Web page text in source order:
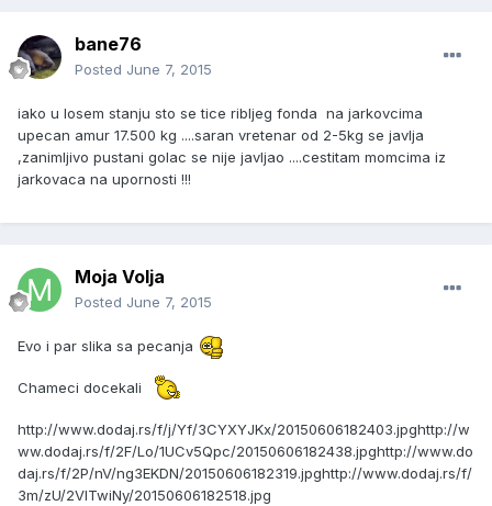
bane76
Posted June 7, 2015
iako u losem stanju sto se tice ribljeg fonda na jarkovcima
upecan amur 17.500 kg ....saran vretenar od 2-5kg se javlja
,zanimljivo pustani golac se nije javljao ....cestitam momcima iz
jarkovaca na upornosti !!!
Moja Volja
Posted June 7, 2015
Evo i par slika sa pecanja
Chameci docekali
http://www.dodaj.rs/f/j/Yf/3CYXYJKx/20150606182403.jpghttp://w
ww.dodaj.rs/f/2F/Lo/1UCv5Qpc/20150606182438.jpghttp://www.do
daj.rs/f/2P/nV/ng3EKDN/20150606182319.jpghttp://www.dodaj.rs/f/
3m/zU/2VlTwiNy/20150606182518.jpg